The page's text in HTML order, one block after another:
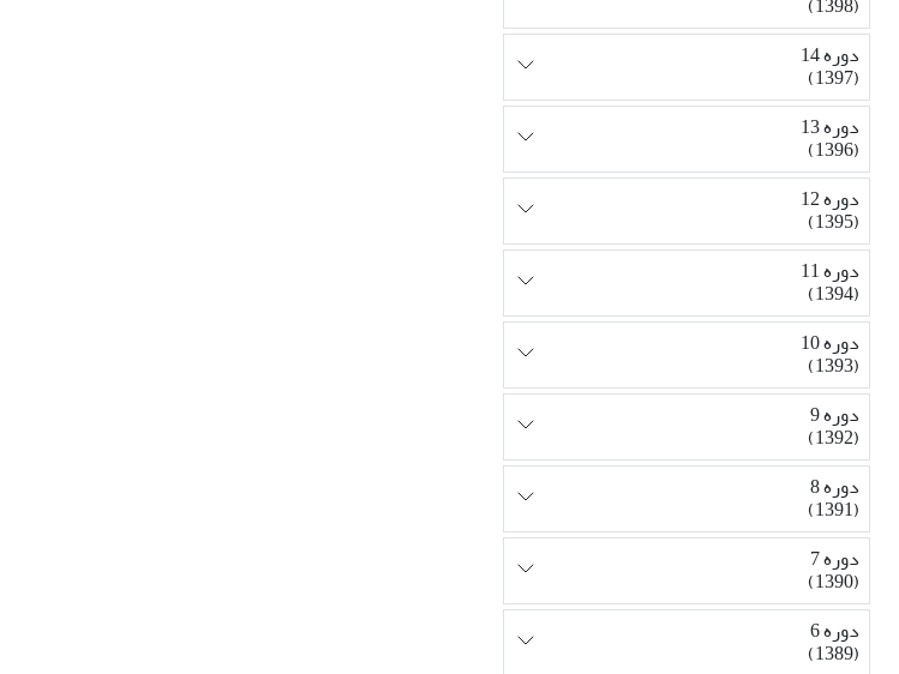
دوره 14
(1397)
دوره 13
(1396)
دوره 12
(1395)
دوره 11
(1394)
دوره 10
(1393)
دوره 9
(1392)
دوره 8
(1391)
دوره 7
(1390)
دوره 6
(1389)